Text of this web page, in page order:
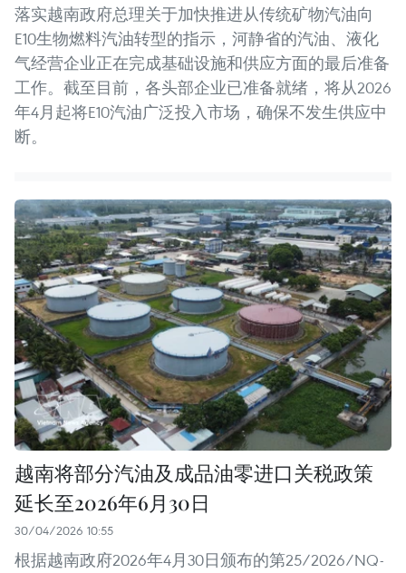
落实越南政府总理关于加快推进从传统矿物汽油向
E10生物燃料汽油转型的指示，河静省的汽油、液化
气经营企业正在完成基础设施和供应方面的最后准备
工作。截至目前，各头部企业已准备就绪，将从2026
年4月起将E10汽油广泛投入市场，确保不发生供应中
断。
越南将部分汽油及成品油零进口关税政策
延长至2026年6月30日
30/04/2026 10:55
根据越南政府2026年4月30日颁布的第25/2026/NQ-